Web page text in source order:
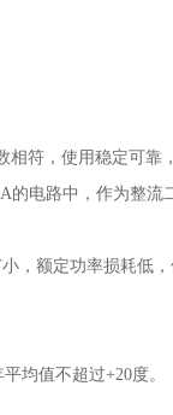
符，使用稳定可靠
的电路中，作为整流
小，额定功率损耗低
平均值不超过+20度。